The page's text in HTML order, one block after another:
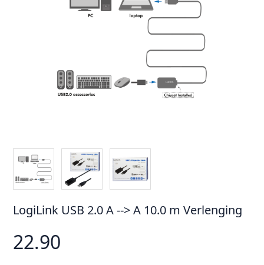
LogiLink USB 2.0 A --> A 10.0 m Verlenging
22.90